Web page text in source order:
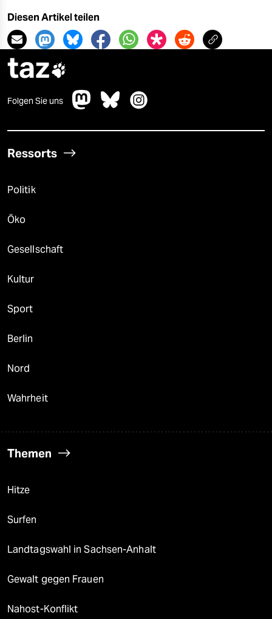
Diesen Artikel teilen
taz
Folgen Sie uns
Ressorts
Politik
Öko
Gesellschaft
Kultur
Sport
Berlin
Nord
Wahrheit
Themen
Hitze
Surfen
Landtagswahl in Sachsen-Anhalt
Gewalt gegen Frauen
Nahost-Konflikt